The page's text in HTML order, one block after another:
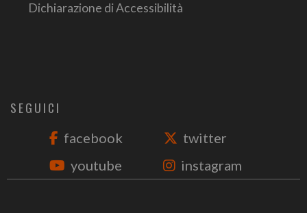
Dichiarazione di Accessibilità
SEGUICI
facebook
twitter
youtube
instagram